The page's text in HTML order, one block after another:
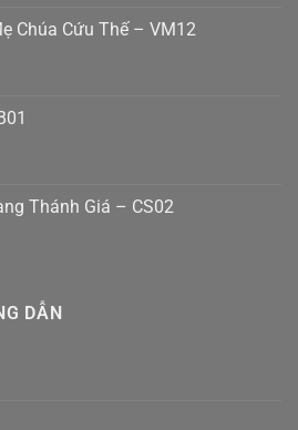
Chúa Cứu Thế – VM12
Thánh Giá – CS02
DẪN